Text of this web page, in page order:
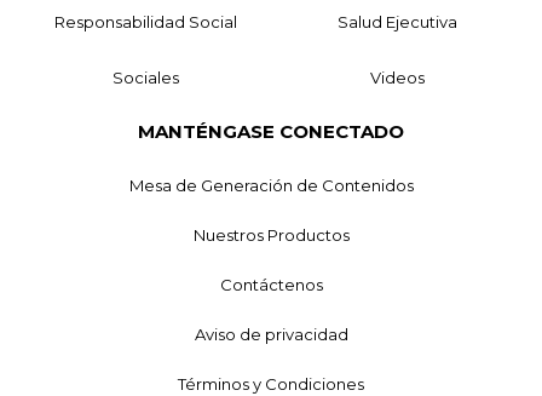
Responsabilidad Social Salud Ejecutiva
Sociales Videos
MANTÉNGASE CONECTADO
Mesa de Generación de Contenidos
Nuestros Productos
Contáctenos
Aviso de privacidad
Términos y Condiciones